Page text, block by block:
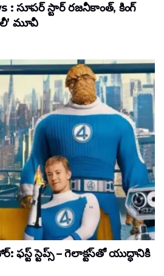
: సూపర్ స్టార్ రజనీకాంత్, కింగ్
మూవీ
స్టెప్స్ – గెలాక్టస్‌తో యుద్ధానికి